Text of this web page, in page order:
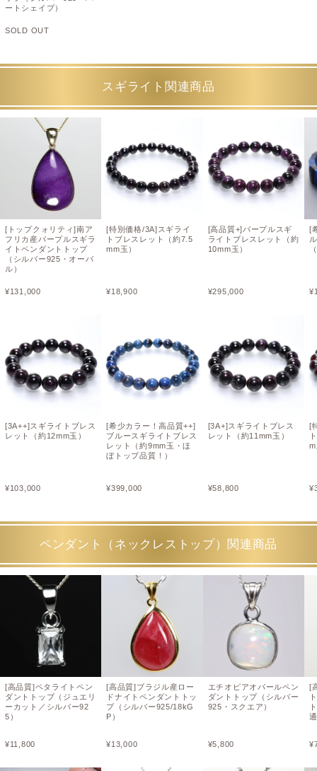
ートシェイプ）
SOLD OUT
スギライト関連商品
[トップクォリティ]南ア
フリカ産パープルスギラ
イトペンダントトップ
（シルバー925・オーバ
ル）
¥131,000
[3A++]スギライトブレス
レット（約12mm玉）
¥103,000
[特別価格/3A]スギライ
トブレスレット（約7.5
mm玉）
¥18,900
[希少カラー！高品質++]
ブルースギライトブレス
レット（約9mm玉・ほ
ぼトップ品質！）
¥399,000
[高品質+]パープルスギ
ライトブレスレット（約
10mm玉）
¥295,000
[3A+]スギライトブレス
レット（約11mm玉）
¥58,800
[
¥
[
¥
ペンダント（ネックレストップ）関連商品
[高品質]ペタライトペン
ダントトップ（ジュエリ
ーカット／シルバー92
5）
¥11,800
[高品質]ブラジル産ロー
ドナイトペンダントトッ
プ（シルバー925/18kG
P）
¥13,000
エチオピアオパールペン
ダントトップ（シルバー
925・スクエア）
¥5,800
[
¥